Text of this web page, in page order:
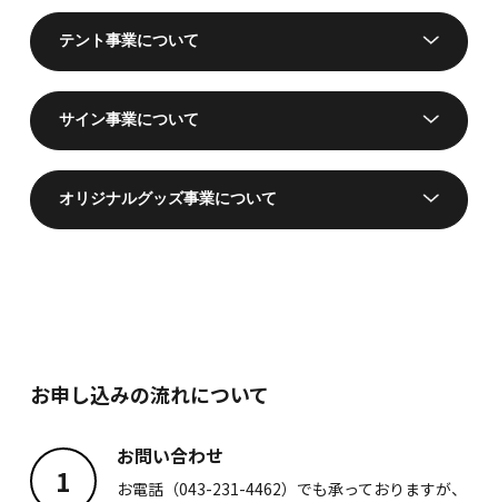
テント事業について
サイン事業について
オリジナルグッズ事業について
お申し込みの流れについて
1
お問い合わせ
お電話（043-231-4462）でも承っておりますが、